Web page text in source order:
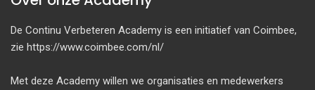
De Continu Verbeteren Academy is een initiatief van Coimbee,
zie https://www.coimbee.com/nl/
Met deze Academy willen we organisaties en medewerkers